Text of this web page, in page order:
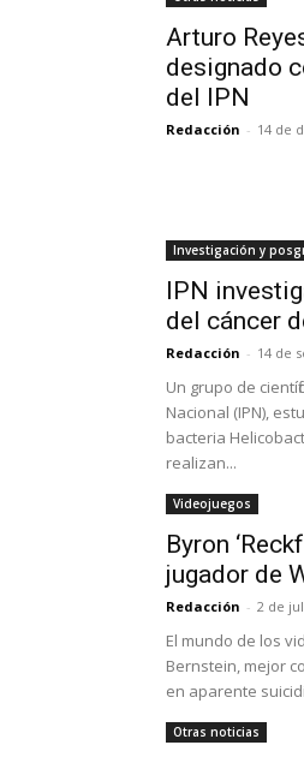
Arturo
designado
del IPN
Redacción - 14 de
Investigación y
IPN
del cáncer
Redacción - 14 de
Un grupo de
Nacional (IPN),
bacteria
realizan...
Videojuegos
Byron
jugador de
Redacción - 2 de
El mundo de los
Bernstein, mejor
en aparente
Otras noticias